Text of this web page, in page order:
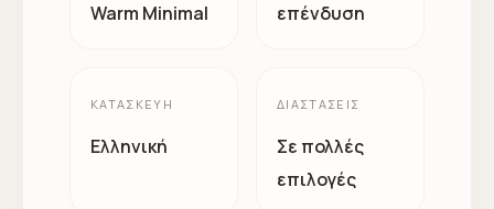
Warm Minimal
επένδυση
ΚΑΤΑΣΚΕΥΉ
Ελληνική
ΔΙΑΣΤΆΣΕΙΣ
Σε πολλές
επιλογές